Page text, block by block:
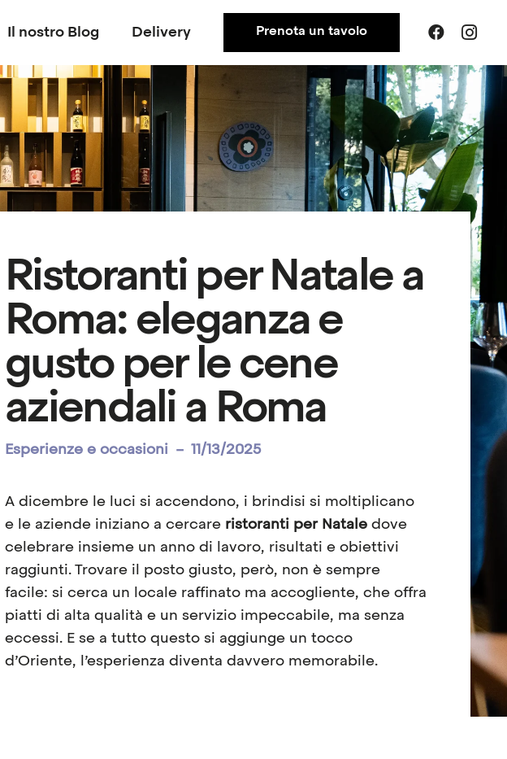
Il nostro Blog Delivery Prenota un tavolo
Ristoranti per Natale a
Roma: eleganza e
gusto per le cene
aziendali a Roma
Esperienze e occasioni – 11/13/2025
A dicembre le luci si accendono, i brindisi si moltiplicano
e le aziende iniziano a cercare ristoranti per Natale dove
celebrare insieme un anno di lavoro, risultati e obiettivi
raggiunti. Trovare il posto giusto, però, non è sempre
facile: si cerca un locale raffinato ma accogliente, che offra
piatti di alta qualità e un servizio impeccabile, ma senza
eccessi. E se a tutto questo si aggiunge un tocco
d’Oriente, l’esperienza diventa davvero memorabile.